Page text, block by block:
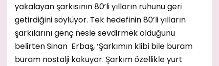
yakalayan şarkısının 80’li yılların ruhunu geri
getirdiğini söylüyor. Tek hedefinin 80’li yılların
şarkılarını genç nesle sevdirmek olduğunu
belirten Sinan Erbaş, ‘Şarkımın klibi bile buram
buram nostalji kokuyor. Şarkım özellikle yurt